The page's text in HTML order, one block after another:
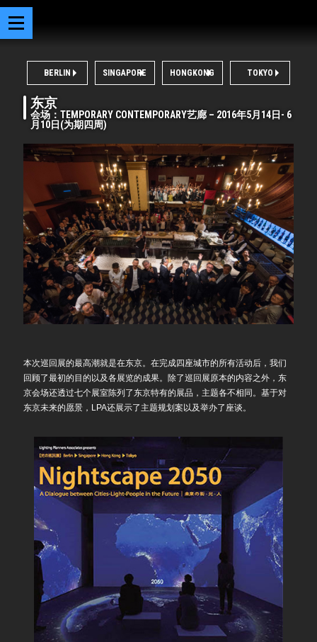
BERLIN SINGAPORE HONGKONG TOKYO
东京
会场：TEMPORARY CONTEMPORARY艺廊 – 2016年5月14日- 6
月10日(为期四周)
本次巡回展的最高潮就是在东京。在完成四座城市的所有活动后，我们
回顾了最初的目的以及各展览的成果。除了巡回展原本的内容之外，东
京会场还透过七个展室陈列了东京特有的展品，主题各不相同。基于对
东京未来的愿景，LPA还展示了主题规划案以及举办了座谈。